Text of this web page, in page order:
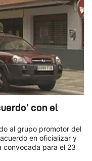
con el
al grupo promotor del
en oficializar y
convocada para el 23